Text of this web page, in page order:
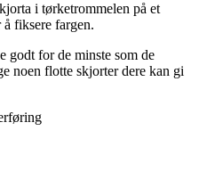
i tørketrommelen på et
fiksere fargen.
godt for de minste som de
noen flotte skjorter dere kan gi